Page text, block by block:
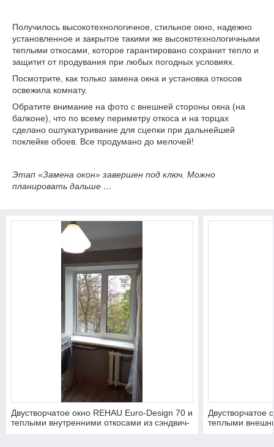
Получилось высокотехнологичное, стильное окно, надежно
установленное и закрытое такими же высокотехнологичными
теплыми откосами, которое гарантировано сохранит тепло и
защитит от продувания при любых погодных условиях.
Посмотрите, как только замена окна и установка откосов
освежила комнату.
Обратите внимание на фото с внешней стороны окна (на
балконе), что по всему периметру откоса и на торцах
сделано оштукатуривание для сцепки при дальнейшей
поклейке обоев. Все продумано до мелочей!
Этап «Замена окон» завершен под ключ. Можно
планировать дальше …
Двустворчатое окно REHAU Euro-Design 70 и
теплыми внутренними откосами из сэндвич-
Двустворчатое
теплыми